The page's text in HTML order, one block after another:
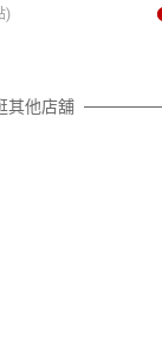
)
其他店舖